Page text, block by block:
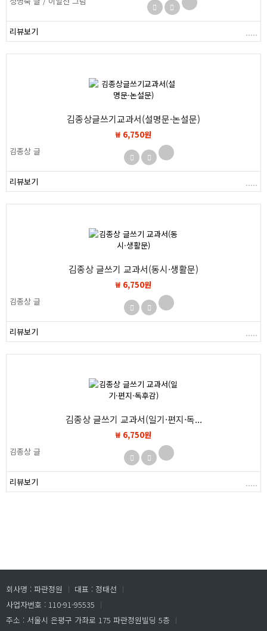
리뷰보기
김종상글쓰기교과서(설명문·논설문)
₩ 6,750원
김종상 글
리뷰보기
김종상 글쓰기 교과서(동시·생활문)
₩ 6,750원
김종상 글
리뷰보기
김종상 글쓰기 교과서(일기·편지·독...
₩ 6,750원
김종상 글
리뷰보기
회사명 : 파란정원 ㅣ 대표 : 정태선 ㅣ
사업자번호 : 110-91-95535 ㅣ
주소 : 서울시 은평구 가좌로 175 파란정원빌딩 5층 ㅣ